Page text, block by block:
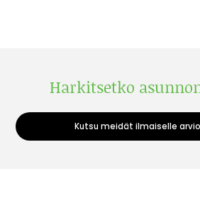
Harkitsetko
Kutsu meidät ilmaiselle